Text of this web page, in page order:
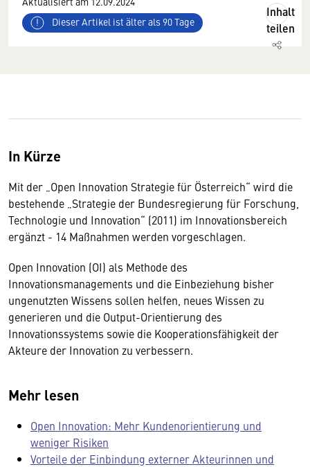
Dieser Artikel ist älter als 90 Tage
Inhalt
teilen
In Kürze
Mit der „Open Innovation Strategie für Österreich“ wird die
bestehende „Strategie der Bundesregierung für Forschung,
Technologie und Innovation“ (2011) im Innovationsbereich
ergänzt - 14 Maßnahmen werden vorgeschlagen.
Open Innovation (OI) als Methode des
Innovationsmanagements und die Einbeziehung bisher
ungenutzten Wissens sollen helfen, neues Wissen zu
generieren und die Output-Orientierung des
Innovationssystems sowie die Kooperationsfähigkeit der
Akteure der Innovation zu verbessern.
Mehr lesen
Open Innovation: Mehr Kundenorientierung und
weniger Risiken
Vorteile der Einbindung externer Akteurinnen und